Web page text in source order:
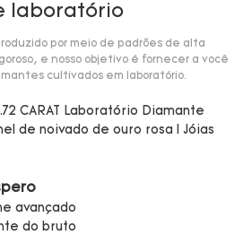
laboratório
por meio de padrões de alta
e nosso objetivo é fornecer a você
cultivados em laboratório.
avançado
do bruto